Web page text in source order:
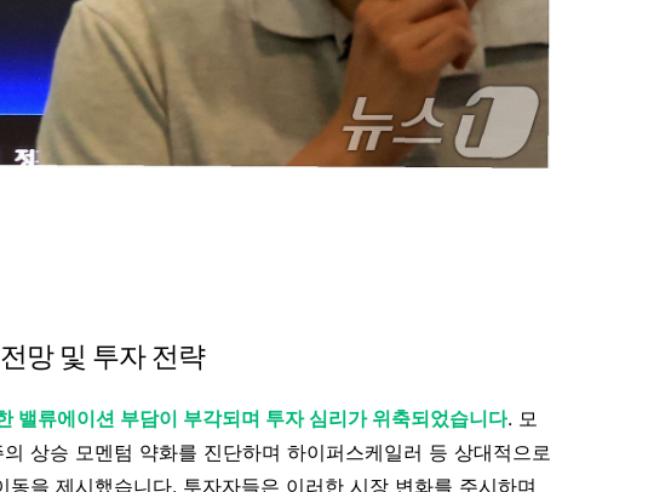
망 및 투자 전략
밸류에이션 부담이 부각되며 투자 심리가 위축되었습니다. 모
상승 모멘텀 약화를 진단하며 하이퍼스케일러 등 상대적으로
동을 제시했습니다. 투자자들은 이러한 시장 변화를 주시하며